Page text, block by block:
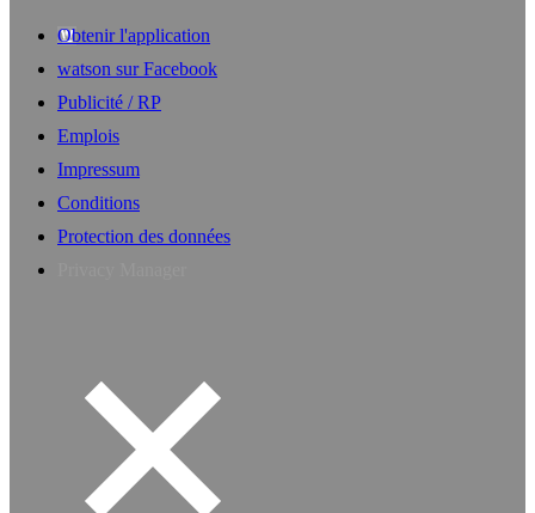
Obtenir l'application
watson sur Facebook
Publicité / RP
Emplois
Impressum
Conditions
Protection des données